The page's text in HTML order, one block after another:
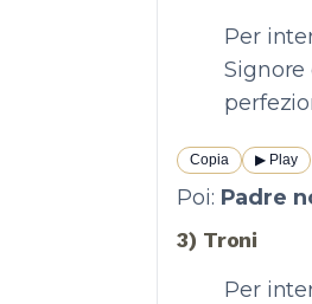
Per
Copia ▶︎ Play
Poi: Padre
3) Troni
Per